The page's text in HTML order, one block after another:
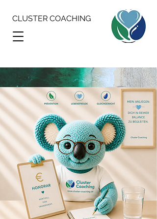
CLUSTER COACHING